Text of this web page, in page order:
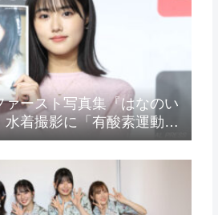
ァースト写真集『はなのい
水着撮影に「有酸素運動と
りました」